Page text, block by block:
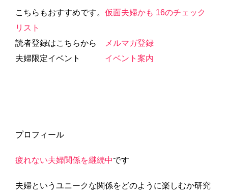
こちらもおすすめです。 仮面夫婦かも 16のチェック
リスト
読者登録はこちらから
メルマガ登録
夫婦限定イベント イベント案内
プロフィール
疲れない夫婦関係を継続中です
夫婦というユニークな関係をどのように楽しむか研究